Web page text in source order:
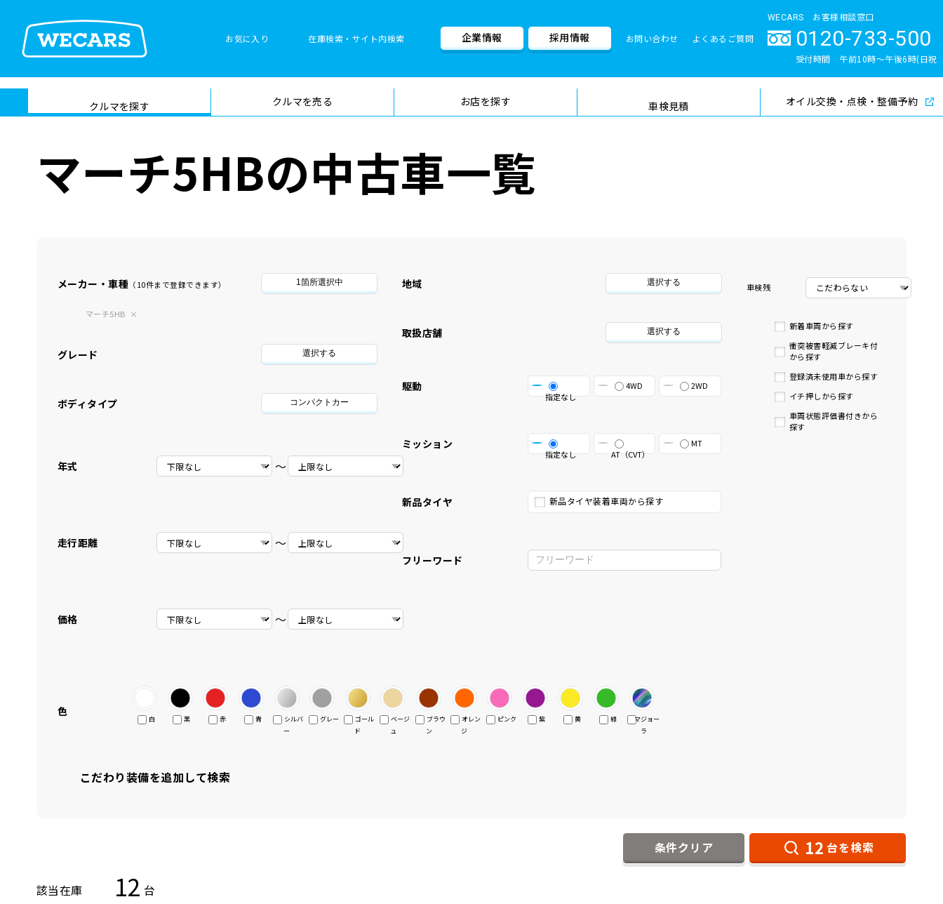
お気に入り 在庫検索・サイト内検索
在庫検索
サイト内検
索
検索
企業情報 採用情報 お問い合わせ よくあるご質問
WECARS お客様相談窓口
0120-733-500
受付時間 午前10時〜午後6時(日祝
クルマを探す クルマを売る お店を探す 車検見積
車検料金・メニュー 品質管理とサポート体制
オイル交換・点検・整備予約
マーチ5HBの中古車一覧
メーカー・車種 （10件まで登録できます） 1箇所選択中
マーチ5HB
グレード 選択する
ボディタイプ コンパクトカー
年式 〜
走行距離 〜
価格 〜
地域 選択する
取扱店舗 選択する
駆動
指定なし
4WD 2WD
ミッション
指定なし AT（CVT）
MT
新品タイヤ 新品タイヤ装着車両から探す
フリーワード
車検残
新着車両から探す
衝突被害軽減ブレーキ付
から探す
登録済未使用車から探す
イチ押しから探す
車両状態評価書付きから
探す
色
白 黒 赤 青
シルバ
ー
グレー
ゴール
ド
ベージ
ュ
ブラウ
ン
オレン
ジ
ピンク 紫 黄 緑
マジョー
ラ
こだわり装備を追加して検索
条件クリア 12 台を検索
該当在庫 12 台